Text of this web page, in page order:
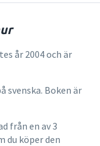
år 2004 och är
svenska. Boken är
från en av 3
du köper den